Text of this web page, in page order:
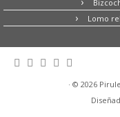
Lomo
· © 2026